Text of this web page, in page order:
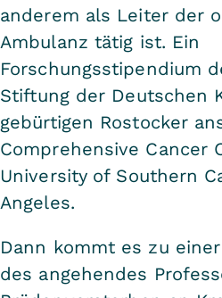
anderem als Leiter der
Ambulanz tätig ist. Ein
Forschungsstipendium
Stiftung der Deutschen
gebürtigen Rostocker
Comprehensive Cancer
University of Southern
Angeles.
Dann kommt es zu
des angehendes